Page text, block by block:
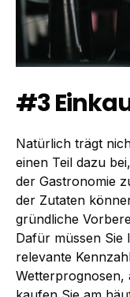
#3
Natürlich trägt
einen Teil dazu
der Gastronomie
der Zutaten
gründliche
Dafür müssen Sie
relevante
Wetterprognosen,